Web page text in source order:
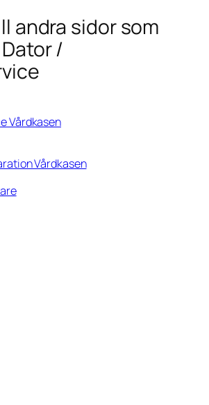
andra sidor som
/
Vårdkasen
Vårdkasen